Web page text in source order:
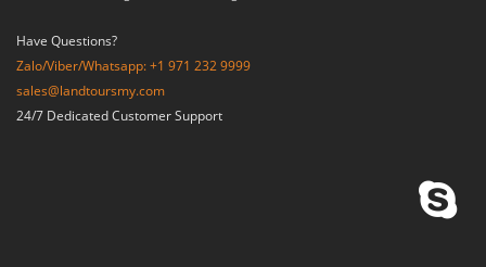
Have Questions?
Zalo/Viber/Whatsapp: +1 971 232 9999
sales@landtoursmy.com
24/7 Dedicated Customer Support